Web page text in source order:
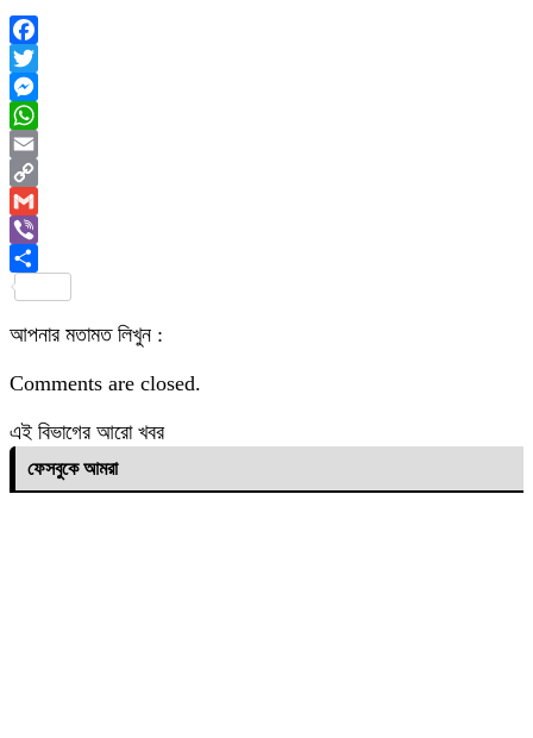
Facebook
Twitter
Messenger
WhatsApp
Email
Copy
Link
Gmail
Viber
আপনার মতামত লিখুন :
Comments are closed.
এই বিভাগের আরো খবর
ফেসবুকে আমরা